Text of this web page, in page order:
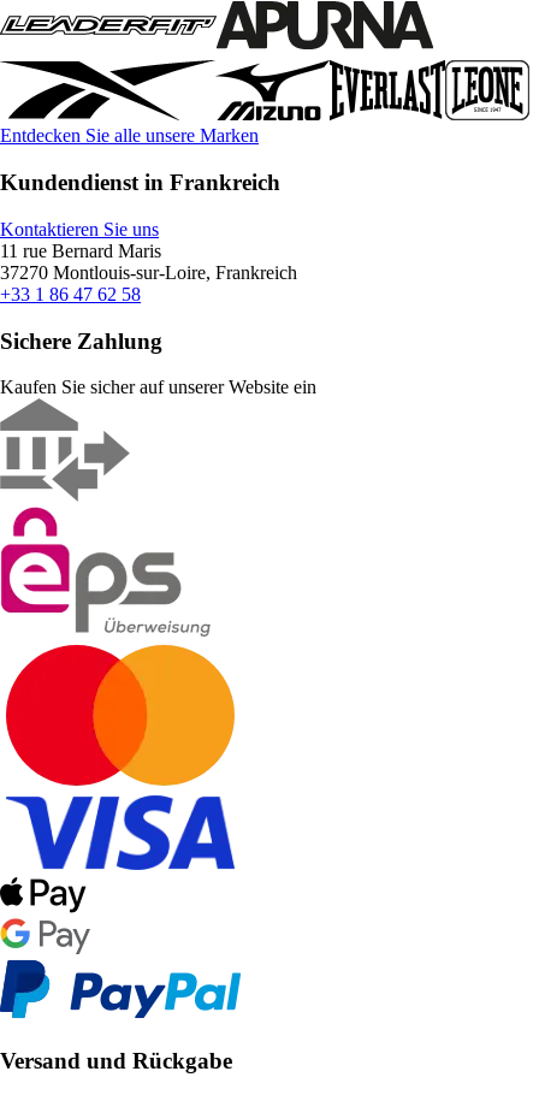
Entdecken Sie alle unsere Marken
Kundendienst in Frankreich
Kontaktieren Sie uns
11 rue Bernard Maris
37270 Montlouis-sur-Loire, Frankreich
+33 1 86 47 62 58
Sichere Zahlung
Kaufen Sie sicher auf unserer Website ein
Versand und Rückgabe